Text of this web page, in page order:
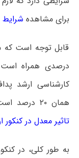
برای مشاهده شرایط
درصدی همراه است.
کارشناسی ارشد
همان ۲۰ درصد است. برای کسب اطلاعات بیشتر درخصوص
تاثیر معدل در کنکور
به طور کلی، در